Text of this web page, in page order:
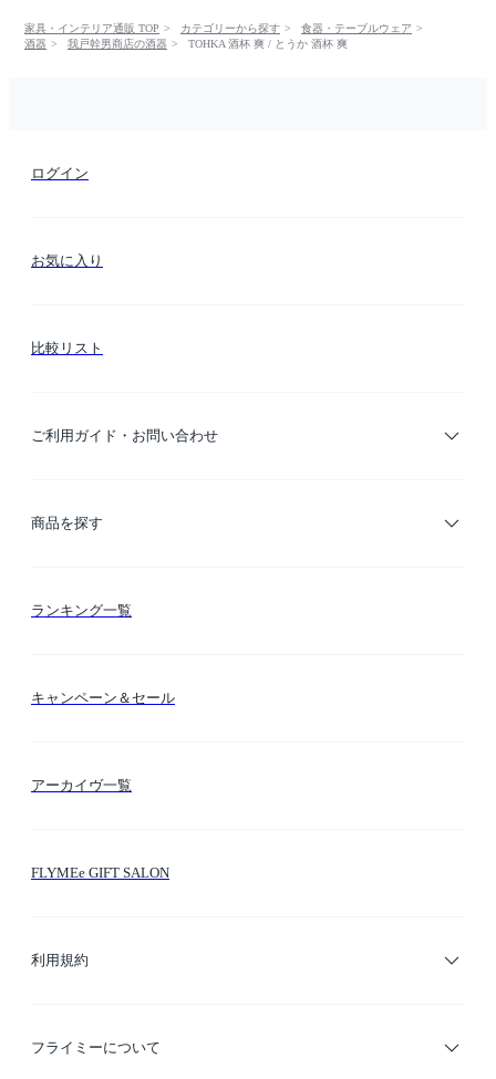
家具・インテリア通販 TOP カテゴリーから探す
食器・テーブルウェア
酒器
我戸幹男商店の酒器 TOHKA 酒杯 爽 / とうか 酒杯 爽
ログイン
お気に入り
比較リスト
ご利用ガイド・お問い合わせ
ご利用ガイド
商品を探す
カテゴリー検索
ランキング一覧
キャンペーン＆セール
アーカイヴ一覧
FLYMEe GIFT SALON
利用規約
利用規約
フライミーについて